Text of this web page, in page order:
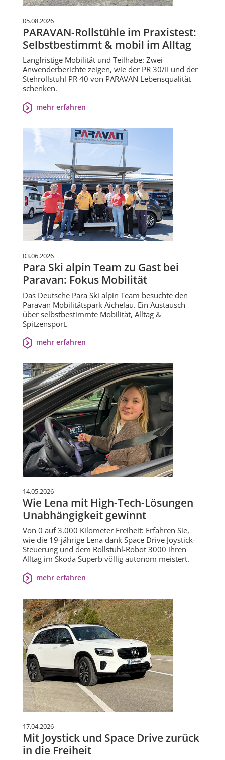
05.08.2026
PARAVAN-Rollstühle im Praxistest:
Selbstbestimmt & mobil im Alltag
Langfristige Mobilität und Teilhabe: Zwei
Anwenderberichte zeigen, wie der PR 30/II und der
Stehrollstuhl PR 40 von PARAVAN Lebensqualität
schenken.
mehr erfahren
03.06.2026
Para Ski alpin Team zu Gast bei
Paravan: Fokus Mobilität
Das Deutsche Para Ski alpin Team besuchte den
Paravan Mobilitätspark Aichelau. Ein Austausch
über selbstbestimmte Mobilität, Alltag &
Spitzensport.
mehr erfahren
14.05.2026
Wie Lena mit High-Tech-Lösungen
Unabhängigkeit gewinnt
Von 0 auf 3.000 Kilometer Freiheit: Erfahren Sie,
wie die 19-jährige Lena dank Space Drive Joystick-
Steuerung und dem Rollstuhl-Robot 3000 ihren
Alltag im Skoda Superb völlig autonom meistert.
mehr erfahren
17.04.2026
Mit Joystick und Space Drive zurück
in die Freiheit